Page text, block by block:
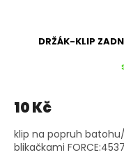
DRŽÁK-KLIP
10 Kč
klip na popruh
blikačkami